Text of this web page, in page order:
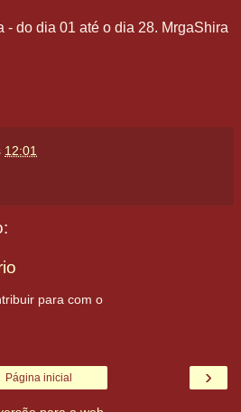
- do dia 01 até o dia 28. MrgaShira
12:01
para com o
›
Página inicial